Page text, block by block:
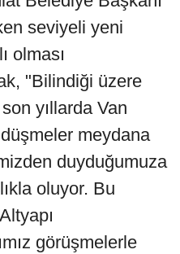
seviyeli yeni
olması
"Bilindiği üzere
yıllarda Van
meydana
duyduğumuza
oluyor. Bu
görüşmelerle